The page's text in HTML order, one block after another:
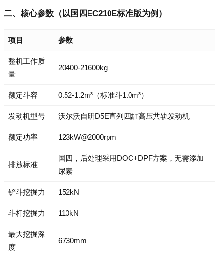
二、核心参数（以国四EC210E标准版为例）
项目 参数
整机工作质
量
20400-21600kg
额定斗容 0.52-1.2m³（标准斗1.0m³）
发动机型号 沃尔沃自研D5E直列四缸高压共轨发动机
额定功率 123kW@2000rpm
排放标准
国四，后处理采用DOC+DPF方案，无需添加
尿素
铲斗挖掘力 152kN
斗杆挖掘力 110kN
最大挖掘深
度
6730mm